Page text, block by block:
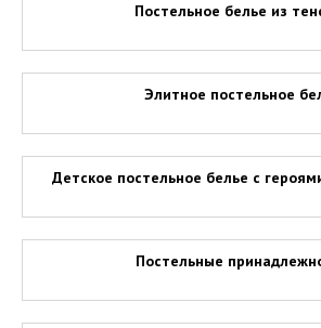
Постельное белье из
Элитное постельное
Детское постельное белье с
Постельные